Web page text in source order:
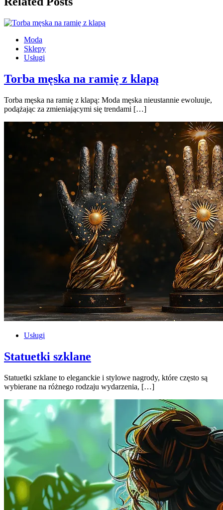
Moda
Sklepy
Usługi
Torba męska na ramię z klapą
Torba męska na ramię z klapą: Moda męska nieustannie ewoluuje,
podążając za zmieniającymi się trendami […]
Usługi
Statuetki szklane
Statuetki szklane to eleganckie i stylowe nagrody, które często są
wybierane na różnego rodzaju wydarzenia, […]